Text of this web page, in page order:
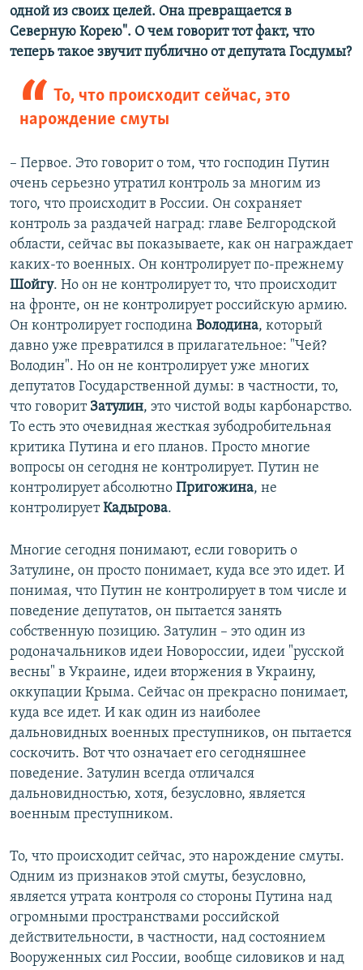
одной из своих целей. Она превращается в
Северную Корею". О чем говорит тот факт, что
теперь такое звучит публично от депутата Госдумы?
То, что происходит сейчас, это
нарождение смуты
– Первое. Это говорит о том, что господин Путин
очень серьезно утратил контроль за многим из
того, что происходит в России. Он сохраняет
контроль за раздачей наград: главе Белгородской
области, сейчас вы показываете, как он награждает
каких-то военных. Он контролирует по-прежнему
Шойгу. Но он не контролирует то, что происходит
на фронте, он не контролирует российскую армию.
Он контролирует господина Володина, который
давно уже превратился в прилагательное: "Чей?
Володин". Но он не контролирует уже многих
депутатов Государственной думы: в частности, то,
что говорит Затулин, это чистой воды карбонарство.
То есть это очевидная жесткая зубодробительная
критика Путина и его планов. Просто многие
вопросы он сегодня не контролирует. Путин не
контролирует абсолютно Пригожина, не
контролируетКадырова.
Многие сегодня понимают, если говорить о
Затулине, он просто понимает, куда все это идет. И
понимая, что Путин не контролирует в том числе и
поведение депутатов, он пытается занять
собственную позицию. Затулин – это один из
родоначальников идеи Новороссии, идеи "русской
весны" в Украине, идеи вторжения в Украину,
оккупации Крыма. Сейчас он прекрасно понимает,
куда все идет. И как один из наиболее
дальновидных военных преступников, он пытается
соскочить. Вот что означает его сегодняшнее
поведение. Затулин всегда отличался
дальновидностью, хотя, безусловно, является
военным преступником.
То, что происходит сейчас, это нарождение смуты.
Одним из признаков этой смуты, безусловно,
является утрата контроля со стороны Путина над
огромными пространствами российской
действительности, в частности, над состоянием
Вооруженных сил России, вообще силовиков и над